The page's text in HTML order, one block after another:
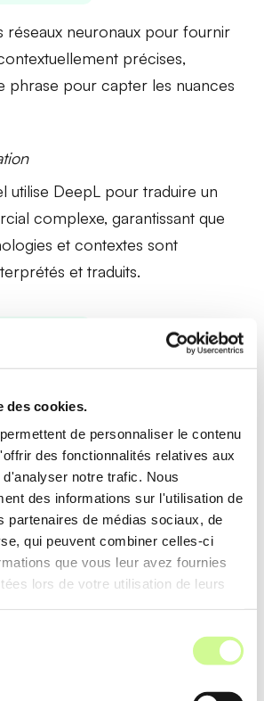
des cookies.
de personnaliser le contenu
des fonctionnalités relatives aux
notre trafic. Nous
des informations sur l'utilisation de
partenaires de médias sociaux, de
qui peuvent combiner celles-ci
que vous leur avez fournies
lors de votre utilisation de leurs
réseaux neuronaux pour fournir
précises,
phrase pour capter les nuances
utilise DeepL pour traduire un
complexe, garantissant que
et contextes sont
et traduits.
traduire desdocuments
conservant la mise en page
la gestion des fichiers dans
télécharge un
DeepL, obtenant une
formatéeidentique à l’original,
immédiate.